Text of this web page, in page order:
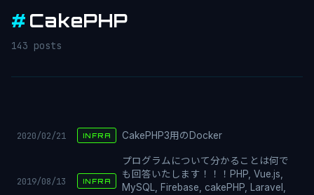
# CakePHP
143 posts
2020/02/21 INFRA CakePHP3用のDocker
2019/08/13 INFRA
プログラムについて分かることは何で
も回答いたします！！！PHP, Vue.js,
MySQL, Firebase, cakePHP, Laravel,